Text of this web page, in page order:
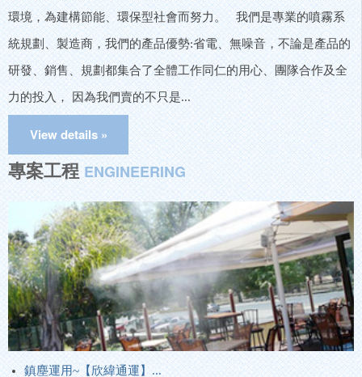
環境，為建構節能、環保型社會而努力。 我們是專業的噴霧系
統規劃、製造商，我們的產品優勢:省電、無噪音，不論是產品的
研發、銷售、規劃都集合了全體工作同仁的用心、團隊合作及全
力的投入， 因為我們賣的不只是...
專案工程ENGINEERING
鎮塵運用~【欣緯通運】...